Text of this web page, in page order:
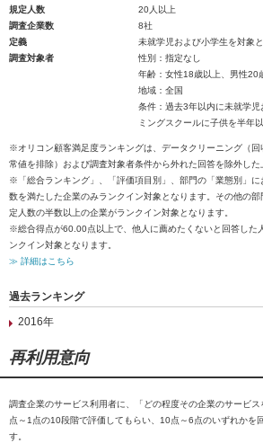
規定人数
20人以上
調査企業数
8社
定義
未就学児および小学生を対象
調査対象者
性別：指定なし
年齢：女性18歳以上、男性20
地域：全国
条件：過去3年以内に未就学
ミングスクールに子供を半年
※オリコン顧客満足度ランキングは、データクリーニング（
常値を排除）および調査対象者条件から外れた回答を除外した
※「総合ランキング」、「評価項目別」、部門の「業態別」に
数を満たした企業のみランクイン対象となります。その他の
定人数の半数以上の企業がランクイン対象となります。
※総合得点が60.00点以上で、他人に薦めたくないと回答した
ンクイン対象となります。
≫ 詳細はこちら
過去ランキング
2016年
再利用意向
調査企業のサービス利用者に、「どの程度その企業のサービ
点～1点の10段階で評価してもらい、10点～6点のいずれかを
す。